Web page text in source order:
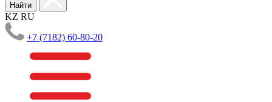
Найти
KZ RU
+7 (7182) 60-80-20